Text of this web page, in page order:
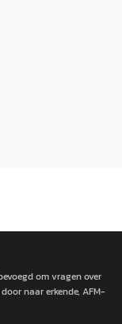
om vragen over
naar erkende, AFM-